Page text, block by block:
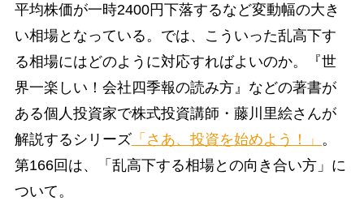
平均株価が一時2400円下落するなど変動幅の大き
い相場となっている。では、こういった乱高下す
る相場にはどのように対応すればよいのか。『世
界一楽しい！会社四季報の読み方』などの著書が
ある個人投資家で株式投資講師・藤川里絵さんが
解説するシリーズ「さあ、投資を始めよう！」 。
第166回は、「乱高下する相場との向き合い方」に
ついて。